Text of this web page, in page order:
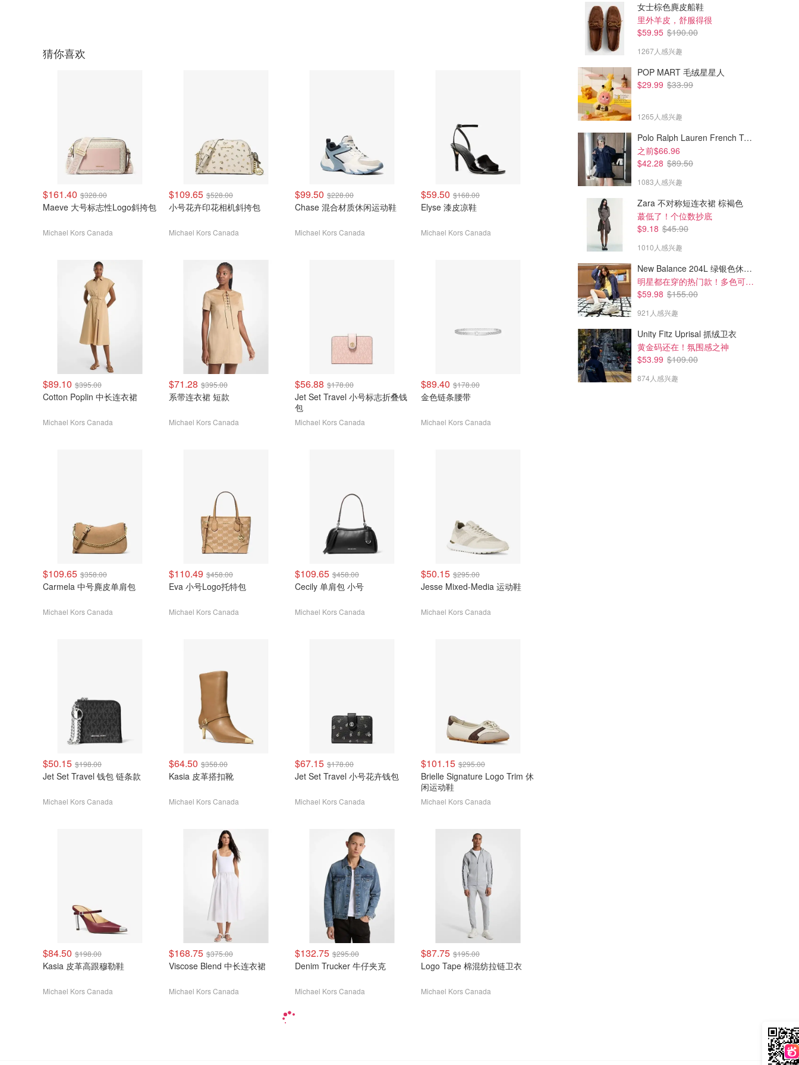
猜你喜欢
$161.40 $328.00
Maeve 大号标志性Logo斜挎包
Michael Kors Canada
$109.65 $528.00
小号花卉印花相机斜挎包
Michael Kors Canada
$99.50 $228.00
Chase 混合材质休闲运动鞋
Michael Kors Canada
$59.50 $168.00
Elyse 漆皮凉鞋
Michael Kors Canada
$89.10 $395.00
Cotton Poplin 中长连衣裙
Michael Kors Canada
$71.28 $395.00
系带连衣裙 短款
Michael Kors Canada
$56.88 $178.00
Jet Set Travel 小号标志折叠钱
包
Michael Kors Canada
$89.40 $178.00
金色链条腰带
Michael Kors Canada
$109.65 $358.00
Carmela 中号麂皮单肩包
Michael Kors Canada
$110.49 $458.00
Eva 小号Logo托特包
Michael Kors Canada
$109.65 $458.00
Cecily 单肩包 小号
Michael Kors Canada
$50.15 $295.00
Jesse Mixed-Media 运动鞋
Michael Kors Canada
$50.15 $198.00
Jet Set Travel 钱包 链条款
Michael Kors Canada
$64.50 $358.00
Kasia 皮革搭扣靴
Michael Kors Canada
$67.15 $178.00
Jet Set Travel 小号花卉钱包
Michael Kors Canada
$101.15 $295.00
Brielle Signature Logo Trim 休
闲运动鞋
Michael Kors Canada
$84.50 $198.00
Kasia 皮革高跟穆勒鞋
Michael Kors Canada
$168.75 $375.00
Viscose Blend 中长连衣裙
Michael Kors Canada
$132.75 $295.00
Denim Trucker 牛仔夹克
Michael Kors Canada
$87.75 $195.00
Logo Tape 棉混纺拉链卫衣
Michael Kors Canada
女士棕色麂皮船鞋
里外羊皮，舒服得很
$59.95 $190.00
1267人感兴趣
POP MART 毛绒星星人
$29.99 $33.99
1265人感兴趣
Polo Ralph Lauren French Terry 女童连帽卫衣 7-16码
之前$66.96
$42.28 $89.50
1083人感兴趣
Zara 不对称短连衣裙 棕褐色
蕞低了！个位数抄底
$9.18 $45.90
1010人感兴趣
New Balance 204L 绿银色休闲鞋
明星都在穿的热门款！多色可选 3.8折
$59.98 $155.00
921人感兴趣
Unity Fitz Uprisal 抓绒卫衣
黄金码还在！氛围感之神
$53.99 $109.00
874人感兴趣